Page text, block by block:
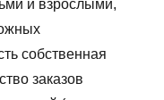
и взрослыми,
собственная
заказов